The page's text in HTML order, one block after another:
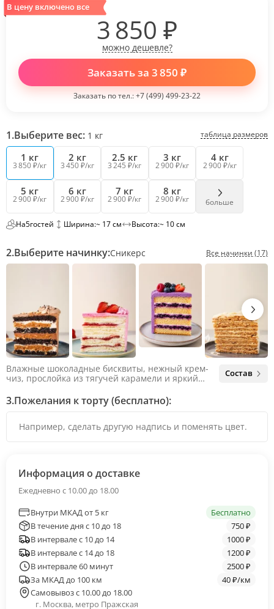
1.Выберите вес: 1 кг таблица размеров
1 кг
3 850 ₽/кг
2 кг
3 450 ₽/кг
2.5 кг
3 245 ₽/кг
3 кг
2 900 ₽/кг
4 кг
2 900 ₽/кг
5 кг
2 900 ₽/кг
6 кг
2 900 ₽/кг
7 кг
2 900 ₽/кг
8 кг
2 900 ₽/кг больше
На5гостей Ширина:~ 17 см Высота:~ 10 см
2.Выберите начинку:Сникерс Все начинки (17)
Влажные шоколадные бисквиты, нежный крем-
чиз, прослойка из тягучей карамели и яркий
яркий вкус шоколада и тягучей карамели, не
оставляя ни единого шанса остаться
Состав
3.Пожелания к торту (бесплатно):
В цену включено все
3 850 ₽
можно дешевле?
Заказать за 3 850 ₽
Заказать по тел.:+7 (499) 499-23-22
Информация о доставке
Ежедневно с 10.00 до 18.00
Внутри МКАД от 5 кг
Бесплатно
В течение дня с 10 до 18
750 ₽
В интервале с 10 до 14
1000 ₽
В интервале с 14 до 18
1200 ₽
В интервале 60 минут
2500 ₽
За МКАД до 100 км
40 ₽/км
Самовывоз с 10.00 до 18.00
г. Москва, метро Пражская